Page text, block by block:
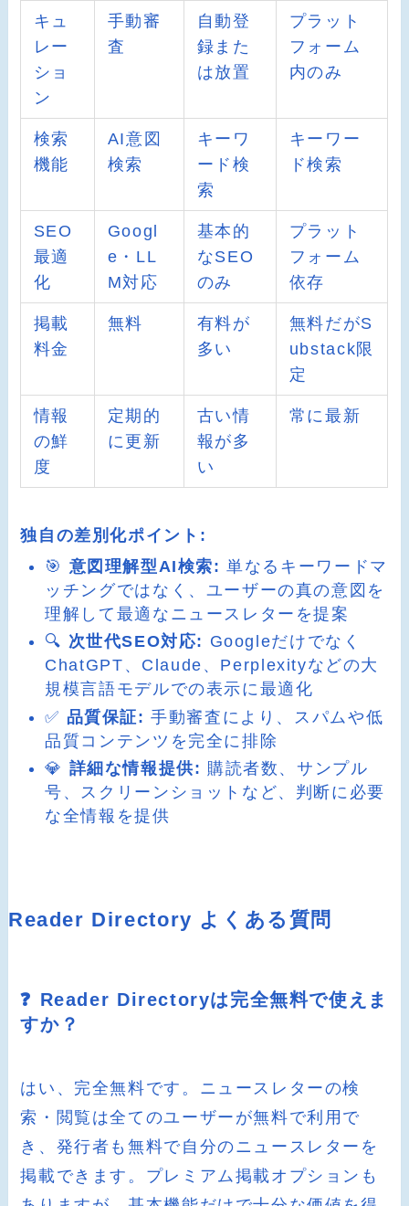
キュ
レー
ショ
ン
手動審
査
自動登
録また
は放置
プラット
フォーム
内のみ
検索
機能
AI意図
検索
キーワ
ード検
索
キーワー
ド検索
SEO
最適
化
Googl
e・LL
M対応
基本的
なSEO
のみ
プラット
フォーム
依存
掲載
料金
無料
有料が
多い
無料だがS
ubstack限
定
情報
の鮮
度
定期的
に更新
古い情
報が多
い
常に最新
独自の差別化ポイント:
🎯 意図理解型AI検索: 単なるキーワードマ
ッチングではなく、ユーザーの真の意図を
理解して最適なニュースレターを提案
🔍 次世代SEO対応: Googleだけでなく
ChatGPT、Claude、Perplexityなどの大
規模言語モデルでの表示に最適化
✅ 品質保証: 手動審査により、スパムや低
品質コンテンツを完全に排除
💎 詳細な情報提供: 購読者数、サンプル
号、スクリーンショットなど、判断に必要
な全情報を提供
Reader Directory よくある質問
❓ Reader Directoryは完全無料で使えま
すか？
はい、完全無料です。ニュースレターの検
索・閲覧は全てのユーザーが無料で利用で
き、発行者も無料で自分のニュースレターを
掲載できます。プレミアム掲載オプションも